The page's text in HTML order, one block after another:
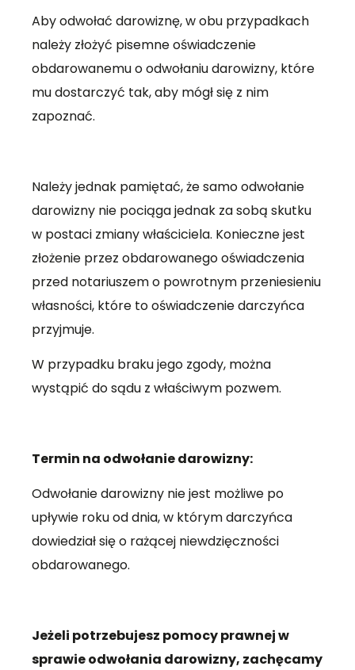
Aby odwołać darowiznę, w obu przypadkach
należy złożyć pisemne oświadczenie
obdarowanemu o odwołaniu darowizny, które
mu dostarczyć tak, aby mógł się z nim
zapoznać.
Należy jednak pamiętać, że samo odwołanie
darowizny nie pociąga jednak za sobą skutku
w postaci zmiany właściciela. Konieczne jest
złożenie przez obdarowanego oświadczenia
przed notariuszem o powrotnym przeniesieniu
własności, które to oświadczenie darczyńca
przyjmuje.
W przypadku braku jego zgody, można
wystąpić do sądu z właściwym pozwem.
Termin na odwołanie darowizny:
Odwołanie darowizny nie jest możliwe po
upływie roku od dnia, w którym darczyńca
dowiedział się o rażącej niewdzięczności
obdarowanego.
Jeżeli potrzebujesz pomocy prawnej w
sprawie odwołania darowizny, zachęcamy